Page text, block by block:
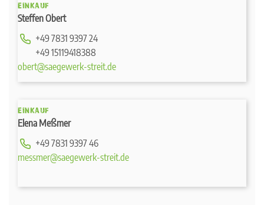
EINKAUF
Steffen Obert
+49 7831 9397 24
+49 15119418388
obert@saegewerk-streit.de
EINKAUF
Elena Meßmer
+49 7831 9397 46
messmer@saegewerk-streit.de